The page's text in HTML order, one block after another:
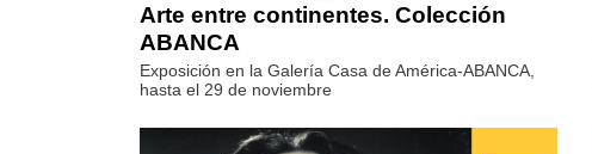
Arte entre continentes. Colección
ABANCA
Exposición en la Galería Casa de América-ABANCA,
hasta el 29 de noviembre